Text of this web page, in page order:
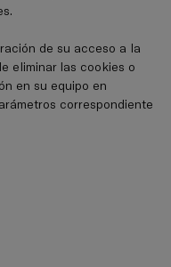
de su acceso a la
eliminar las cookies o
en su equipo en
correspondiente